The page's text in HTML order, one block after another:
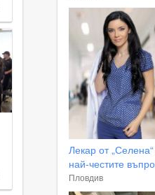
Лекар от
най-честите
Пловдив